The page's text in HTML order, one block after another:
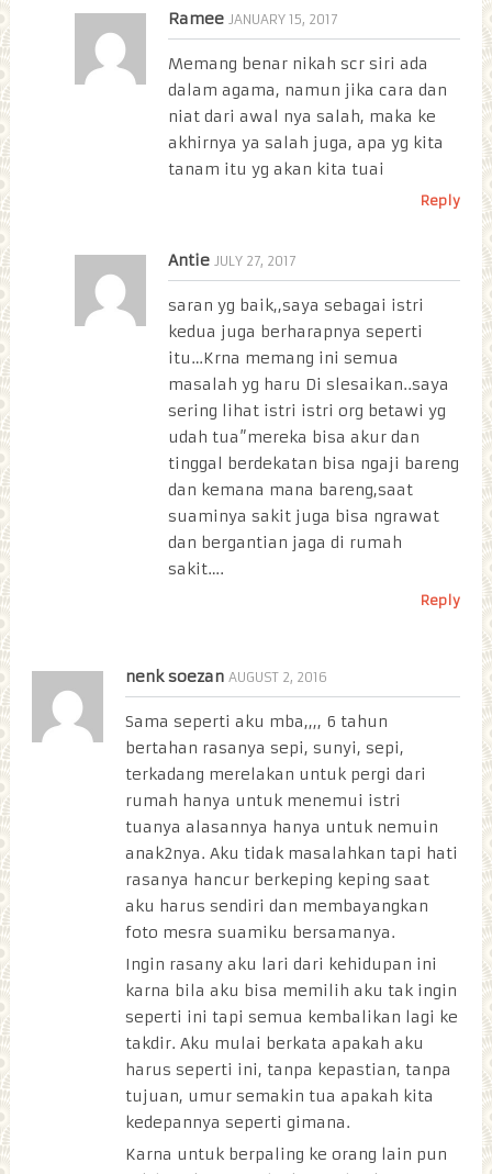
Ramee JANUARY 15, 2017
Memang benar nikah scr siri ada
dalam agama, namun jika cara dan
niat dari awal nya salah, maka ke
akhirnya ya salah juga, apa yg kita
tanam itu yg akan kita tuai
Reply
Antie JULY 27, 2017
saran yg baik,,saya sebagai istri
kedua juga berharapnya seperti
itu…Krna memang ini semua
masalah yg haru Di slesaikan..saya
sering lihat istri istri org betawi yg
udah tua”mereka bisa akur dan
tinggal berdekatan bisa ngaji bareng
dan kemana mana bareng,saat
suaminya sakit juga bisa ngrawat
dan bergantian jaga di rumah
sakit….
Reply
nenk soezan AUGUST 2, 2016
Sama seperti aku mba,,,, 6 tahun
bertahan rasanya sepi, sunyi, sepi,
terkadang merelakan untuk pergi dari
rumah hanya untuk menemui istri
tuanya alasannya hanya untuk nemuin
anak2nya. Aku tidak masalahkan tapi hati
rasanya hancur berkeping keping saat
aku harus sendiri dan membayangkan
foto mesra suamiku bersamanya.
Ingin rasany aku lari dari kehidupan ini
karna bila aku bisa memilih aku tak ingin
seperti ini tapi semua kembalikan lagi ke
takdir. Aku mulai berkata apakah aku
harus seperti ini, tanpa kepastian, tanpa
tujuan, umur semakin tua apakah kita
kedepannya seperti gimana.
Karna untuk berpaling ke orang lain pun